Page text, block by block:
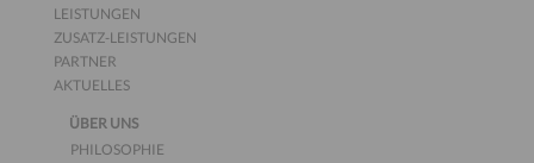
LEISTUNGEN
ZUSATZ-LEISTUNGEN
PARTNER
AKTUELLES
ÜBER UNS
PHILOSOPHIE